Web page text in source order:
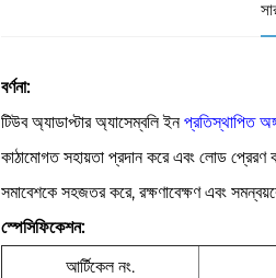
বর্ণনা:
টিউব অ্যাডাপ্টার অ্যাসেম্বলি ইনপ্রতিস্থাপিত
কাঠামোগত সহায়তা প্রদান করে এবং লোড প্রেরণ
সমাবেশকে সহজতর করে, রক্ষণাবেক্ষণ এবং
স্পেসিফিকেশন:
আর্টিকেল নং.